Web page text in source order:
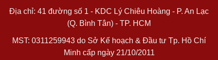
Địa chỉ: 41 đường số 1 - KDC Lý Chiêu Hoàng - P. An Lạc
(Q. Bình Tân) - TP. HCM
MST: 0311259943 do Sở Kế hoạch & Đầu tư Tp. Hồ Chí
Minh cấp ngày 21/10/2011